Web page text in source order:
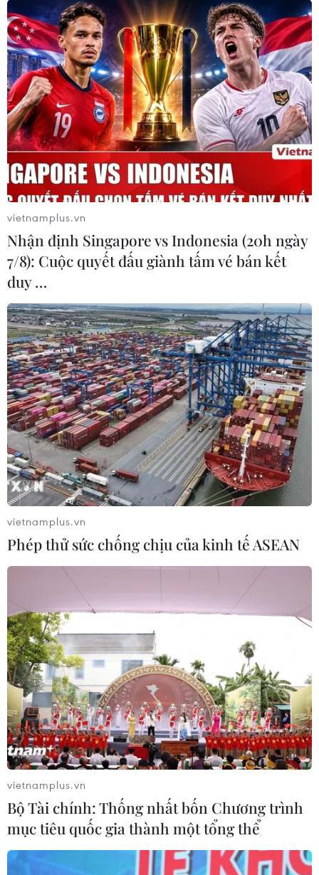
vietnamplus.vn
Nhận định Singapore vs Indonesia (20h ngày
7/8): Cuộc quyết đấu giành tấm vé bán kết
duy …
vietnamplus.vn
Phép thử sức chống chịu của kinh tế ASEAN
vietnamplus.vn
Bộ Tài chính: Thống nhất bốn Chương trình
mục tiêu quốc gia thành một tổng thể